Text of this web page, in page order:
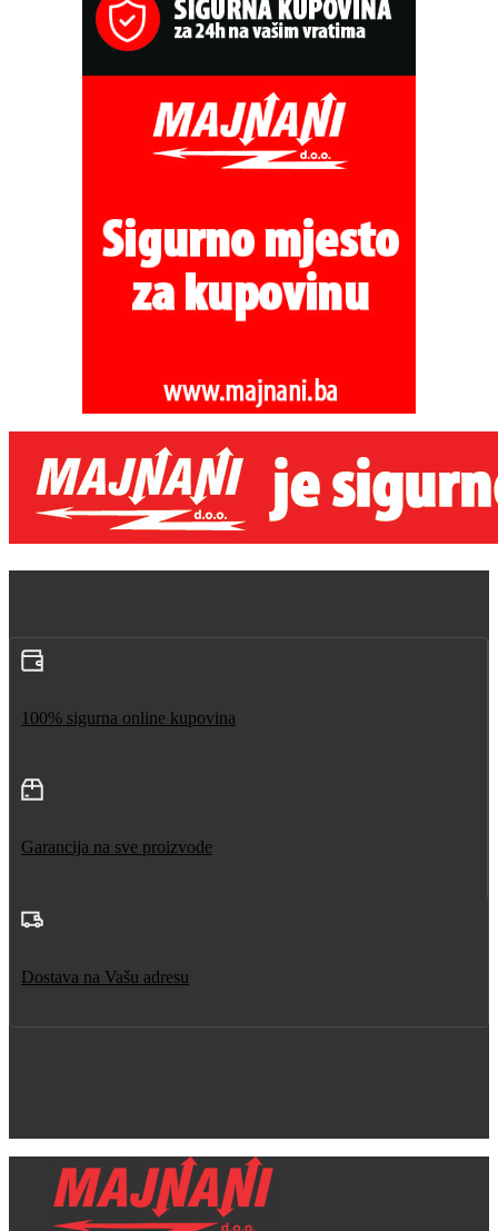
100% sigurna online kupovina
Garancija na sve proizvode
Dostava na Vašu adresu